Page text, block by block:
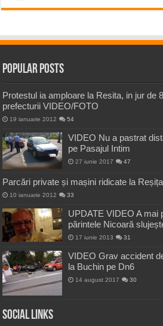
Popular Posts
Protestul ia amploare la Resita, in jur de
prefecturii VIDEO/FOTO
19 ianuarie 2012 54
VIDEO Nu a pastrat
pe Pasajul Intim
27 iunie 2017 47
Parcări private și mașini ridicate la Reșița
10 ianuarie 2012 33
UPDATE VIDEO A mai
părintele Nicoară
17 iunie 2013 31
VIDEO Grav accident
la Buchin pe Dn6
14 august 2017 30
Social Links